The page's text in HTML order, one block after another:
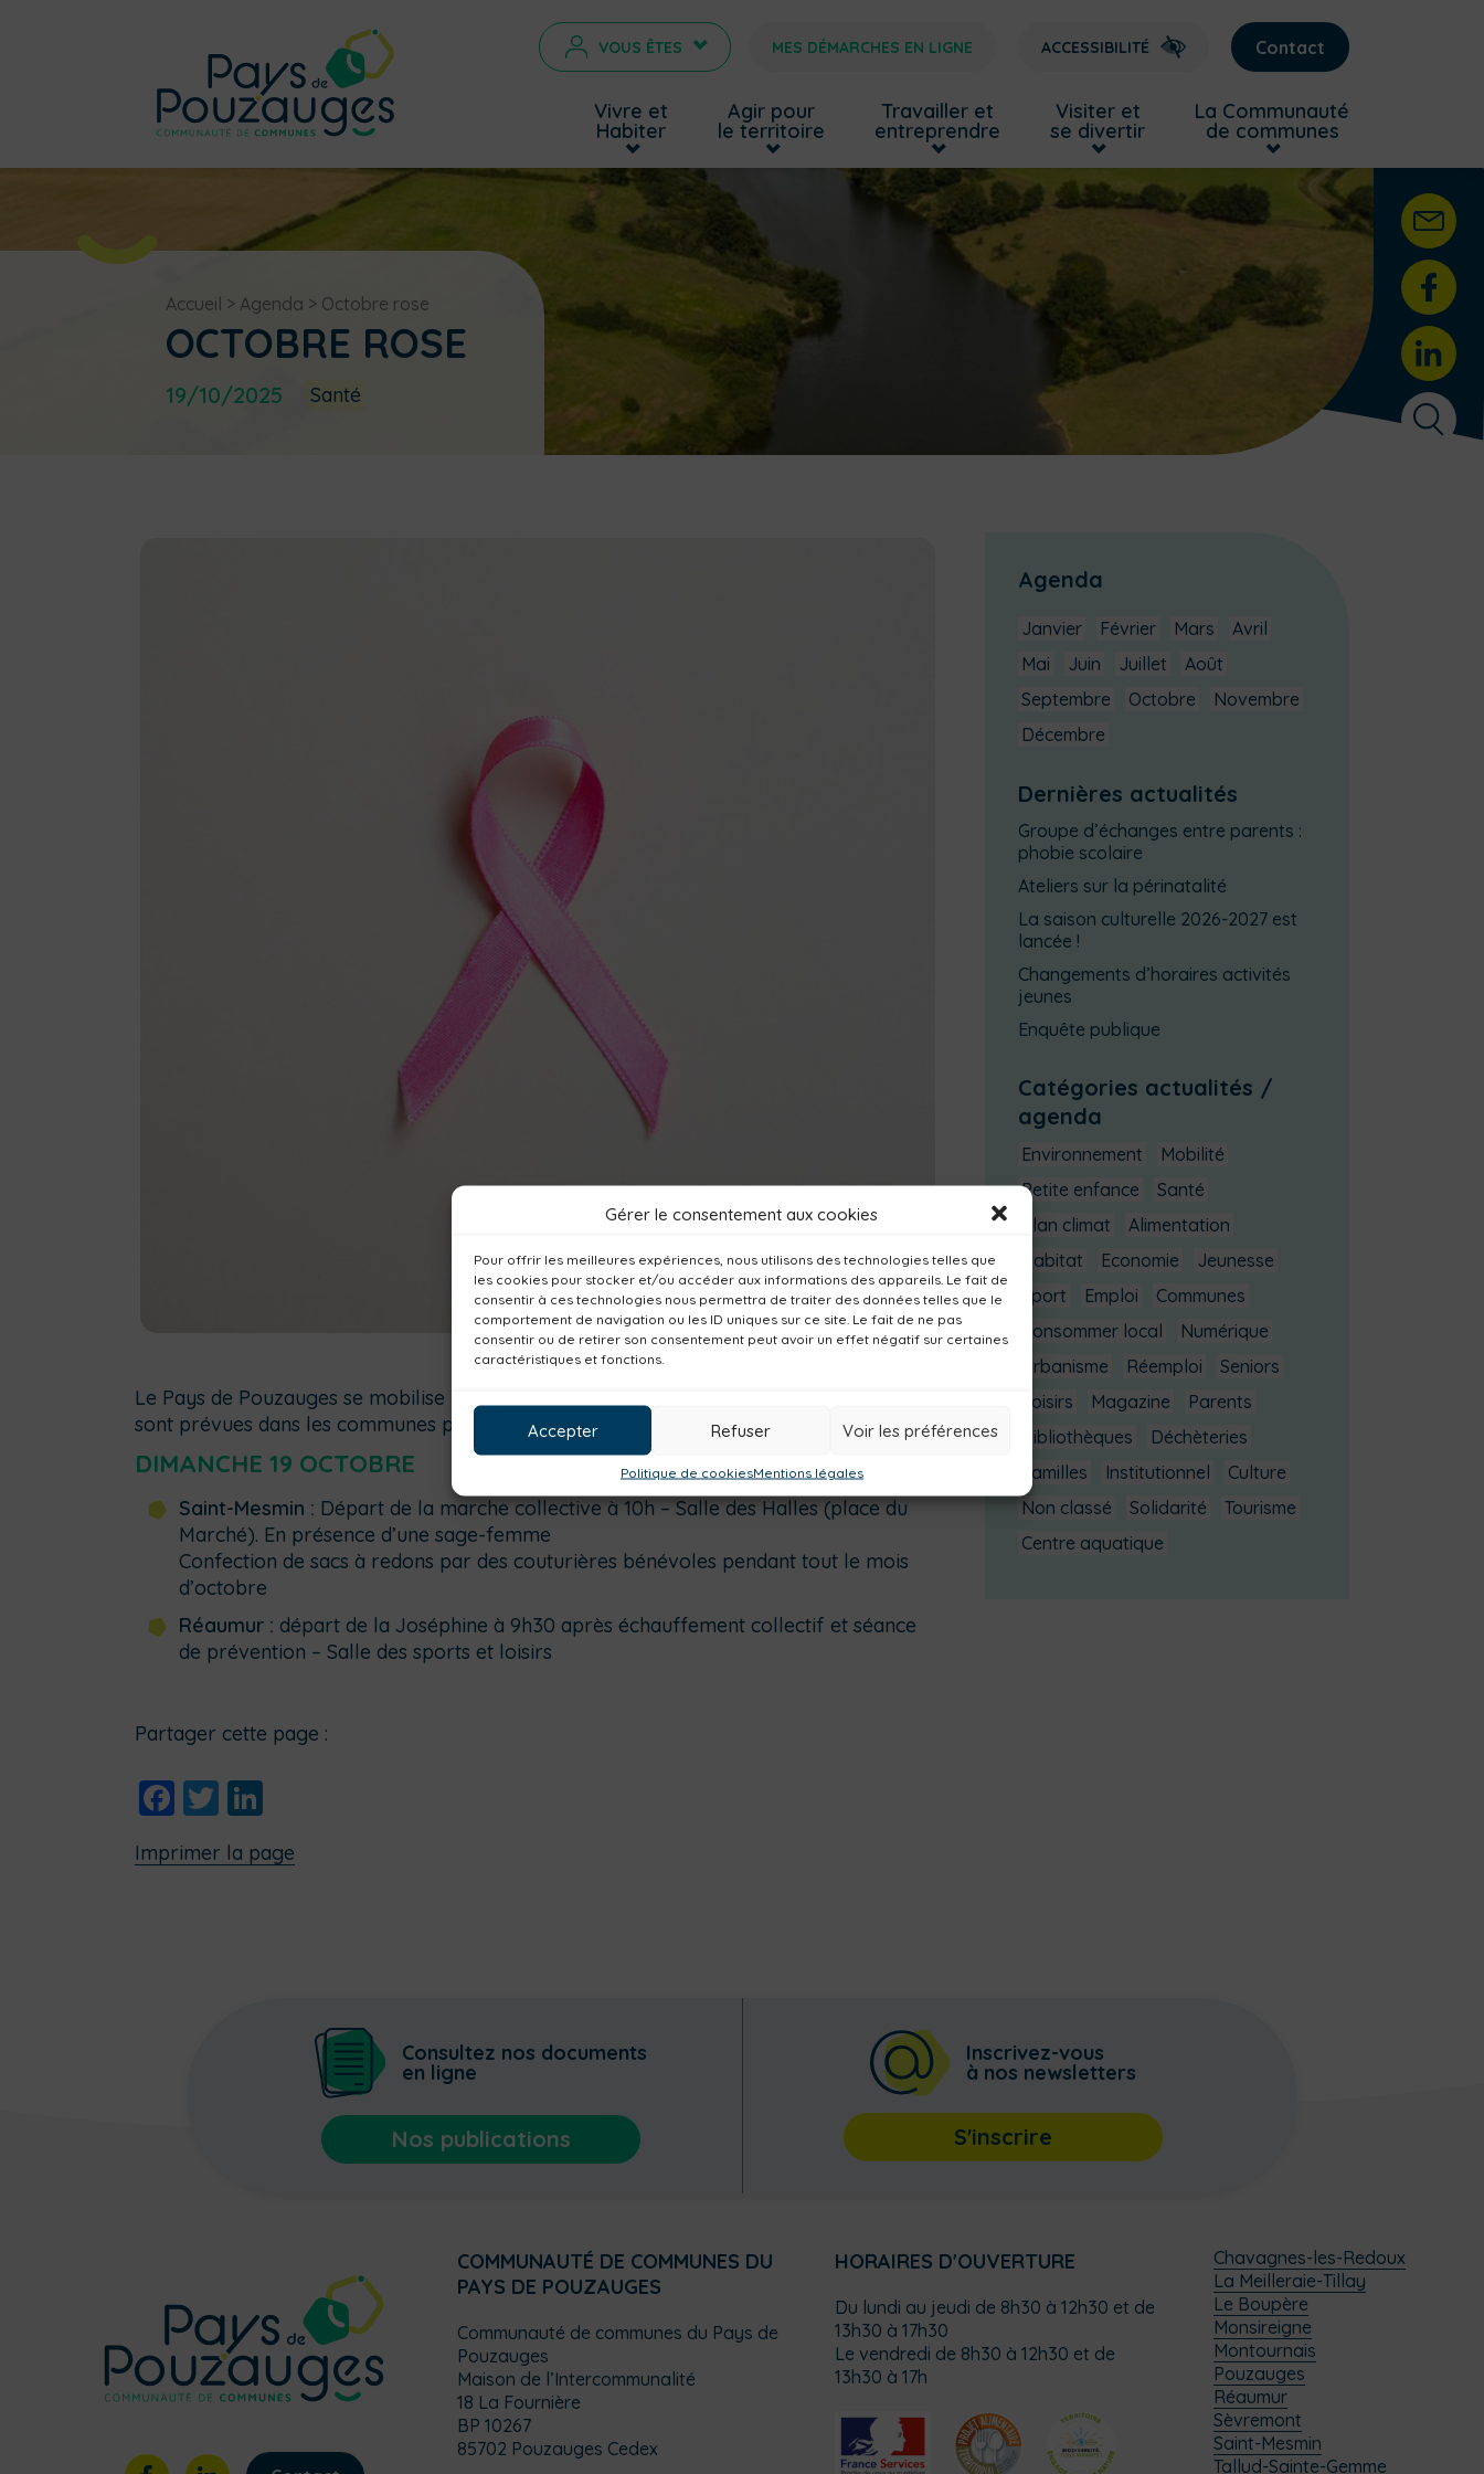
Gérer le consentement aux cookies
Pour offrir les meilleures expériences, nous utilisons des technologies telles que
les cookies pour stocker et/ou accéder aux informations des appareils. Le fait de
consentir à ces technologies nous permettra de traiter des données telles que le
comportement de navigation ou les ID uniques sur ce site. Le fait de ne pas
consentir ou de retirer son consentement peut avoir un effet négatif sur certaines
caractéristiques et fonctions.
Accepter Refuser Voir les préférences
Politique de cookiesMentions légales
VOUS ÊTES > MES DÉMARCHES EN LIGNE ACCESSIBILITÉ Contact
Vivre et
Habiter
Agir pour
le territoire
Travailler et
entreprendre
Visiter et
se divertir
La Communauté
de communes
Accueil > Agenda > Octobre rose
OCTOBRE ROSE
19/10/2025 Santé
Le Pays de Pouzauges se mobilise pour
sont prévues dans les communes pendant tout le mois d’octobre.
DIMANCHE 19 OCTOBRE
Saint-Mesmin : Départ de la marche collective à 10h – Salle des Halles (place du
Marché). En présence d’une sage-femme
Confection de sacs à redons par des couturières bénévoles pendant tout le mois
d’octobre
Réaumur : départ de la Joséphine à 9h30 après échauffement collectif et séance
de prévention – Salle des sports et loisirs
Partager cette page :
Facebook
Twitter
Imprimer la page
Agenda
Janvier Février Mars
Avril
Mai
Juin Juillet
Août
Septembre
Octobre
Novembre
Décembre
Dernières actualités
Groupe d’échanges entre parents :
phobie scolaire
Ateliers sur la périnatalité
La saison culturelle 2026-2027 est
lancée !
Changements d’horaires activités
jeunes
Enquête publique
Catégories actualités /
agenda
Environnement
Mobilité
Petite enfance
Santé
Plan climat
Alimentation
Habitat
Economie
Jeunesse
Sport
Emploi
Communes
Consommer local
Numérique
Urbanisme
Réemploi
Seniors
Loisirs
Magazine
Parents
Bibliothèques
Déchèteries
Familles
Institutionnel
Culture
Non classé
Solidarité
Tourisme
Centre aquatique
Consultez nos documents
en ligne
Nos publications
Inscrivez-vous
à nos newsletters
S'inscrire
COMMUNAUTÉ DE COMMUNES DU
PAYS DE POUZAUGES
Communauté de communes du Pays de
Pouzauges
Maison de l’Intercommunalité
18 La Fournière
BP 10267
85702 Pouzauges Cedex
HORAIRES D'OUVERTURE
Du lundi au jeudi de 8h30 à 12h30 et de
13h30 à 17h30
Le vendredi de 8h30 à 12h30 et de
13h30 à 17h
Chavagnes-les-Redoux
La Meilleraie-Tillay
Le Boupère
Monsireigne
Montournais
Pouzauges
Réaumur
Sèvremont
Saint-Mesmin
Tallud-Sainte-Gemme